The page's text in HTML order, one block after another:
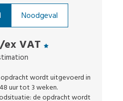
Noodgeval
/ex VAT
opdracht wordt uitgevoerd in
uur tot 3 weken.
de opdracht wordt